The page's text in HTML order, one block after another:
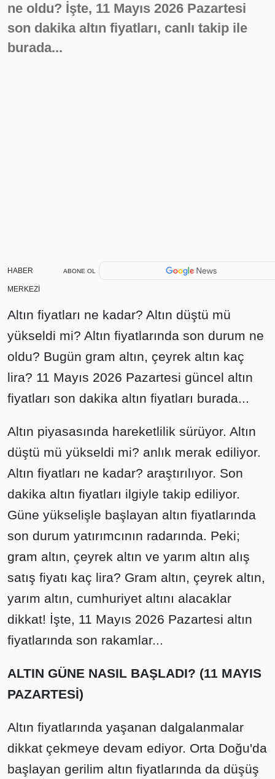
ne oldu? İşte, 11 Mayıs 2026 Pazartesi
son dakika altın fiyatları, canlı takip ile
burada...
HABER
MERKEZİ
ABONE OL
Altın fiyatları ne kadar? Altın düştü mü
yükseldi mi? Altın fiyatlarında son durum ne
oldu? Bugün gram altın, çeyrek altın kaç
lira? 11 Mayıs 2026 Pazartesi güncel altın
fiyatları son dakika altın fiyatları burada...
Altın piyasasında hareketlilik sürüyor. Altın
düştü mü yükseldi mi? anlık merak ediliyor.
Altın fiyatları ne kadar? araştırılıyor. Son
dakika altın fiyatları ilgiyle takip ediliyor.
Güne yükselişle başlayan altın fiyatlarında
son durum yatırımcının radarında. Peki;
gram altın, çeyrek altın ve yarım altın alış
satış fiyatı kaç lira? Gram altın, çeyrek altın,
yarım altın, cumhuriyet altını alacaklar
dikkat! İşte, 11 Mayıs 2026 Pazartesi altın
fiyatlarında son rakamlar...
ALTIN GÜNE NASIL BAŞLADI? (11 MAYIS
PAZARTESİ)
Altın fiyatlarında yaşanan dalgalanmalar
dikkat çekmeye devam ediyor. Orta Doğu'da
başlayan gerilim altın fiyatlarında da düşüş